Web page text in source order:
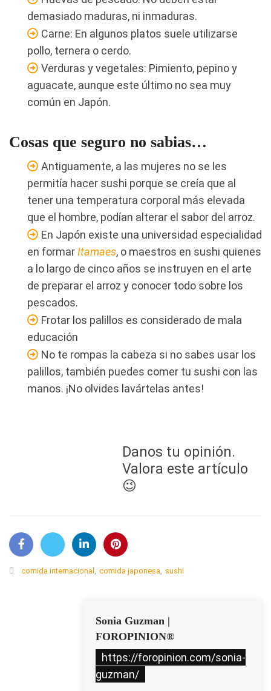
demasiado maduras, ni inmaduras.
Carne: En algunos platos suele utilizarse
pollo, ternera o cerdo.
Verduras y vegetales: Pimiento, pepino y
aguacate, aunque este último no sea muy
común en Japón.
Cosas que seguro no sabias…
Antiguamente, a las mujeres no se les
permitía hacer sushi porque se creía que al
tener una temperatura corporal más elevada
que el hombre, podían alterar el sabor del arroz.
En Japón existe una universidad especialidad
en formarItamaes, o maestros en sushi quienes
a lo largo de cinco años se instruyen en el arte
de preparar el arroz y conocer todo sobre los
pescados.
Frotar los palillos es considerado de mala
educación
No te rompas la cabeza si no sabes usar los
palillos, también puedes comer tu sushi con las
manos. ¡No olvides lavártelas antes!
Danos tu opinión.
Valora este artículo
😉
comida internacional comida japonesa sushi
Sonia Guzman |
FOROPINION®
https://foropinion.com/sonia-
guzman/